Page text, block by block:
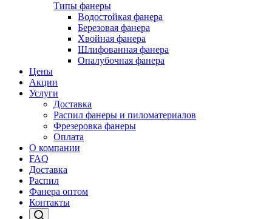
Типы фанеры
Водостойкая фанера
Березовая фанера
Хвойная фанера
Шлифованная фанера
Опалубочная фанера
Цены
Акции
Услуги
Доставка
Распил фанеры и пиломатериалов
Фрезеровка фанеры
Оплата
О компании
FAQ
Доставка
Распил
Фанера оптом
Контакты